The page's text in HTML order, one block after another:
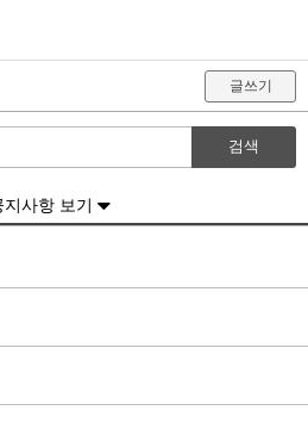
글쓰기
검색
지사항 보기